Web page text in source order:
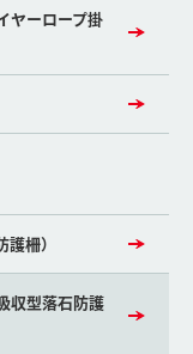
ヤーロープ掛
柵）
収型落石防護